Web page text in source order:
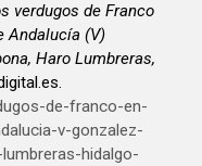
verdugos de Franco
Andalucía (V)
Haro Lumbreras,
de-franco-en-
v-gonzalez-
hidalgo-